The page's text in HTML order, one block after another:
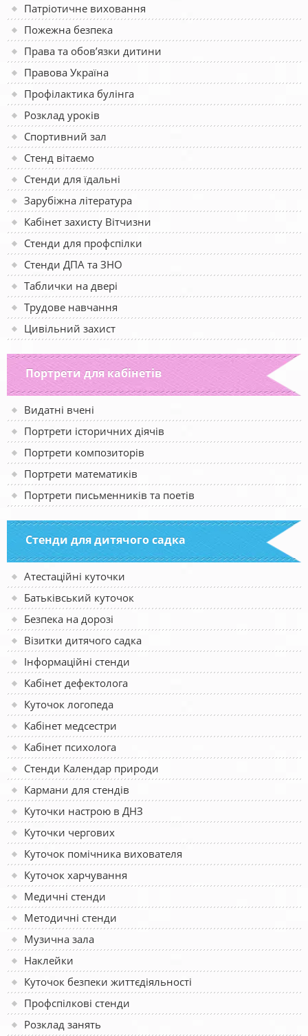
Патріотичне виховання
Пожежна безпека
Права та обов’язки дитини
Правова Україна
Профілактика булінга
Розклад уроків
Спортивний зал
Стенд вітаємо
Стенди для їдальні
Зарубіжна література
Кабінет захисту Вітчизни
Стенди для профспілки
Стенди ДПА та ЗНО
Таблички на двері
Трудове навчання
Цивільний захист
Портрети для кабінетів
Видатні вчені
Портрети історичних діячів
Портрети композиторів
Портрети математиків
Портрети письменників та поетів
Стенди для дитячого садка
Атестаційні куточки
Батьківський куточок
Безпека на дорозі
Візитки дитячого садка
Інформаційні стенди
Кабінет дефектолога
Куточок логопеда
Кабінет медсестри
Кабінет психолога
Стенди Календар природи
Кармани для стендів
Куточки настрою в ДНЗ
Куточки чергових
Куточок помічника вихователя
Куточок харчування
Медичні стенди
Методичні стенди
Музична зала
Наклейки
Куточок безпеки життєдіяльності
Профспілкові стенди
Розклад занять